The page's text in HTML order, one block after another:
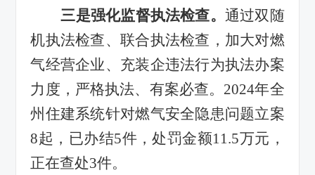
三是强化监督执法检查。 通过双随
机执法检查、联合执法检查 ， 加大对燃
气经营企业、充装企违法行为执法办案
力度，严格执法、有案必查。 2024年全
州住建系统针对燃气安全隐患问题立案
8起，已办结5件，处罚金额11.5万元，
正在查处3件。